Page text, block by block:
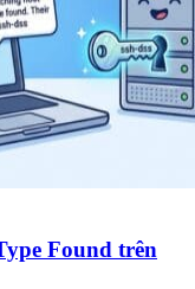
Found trên